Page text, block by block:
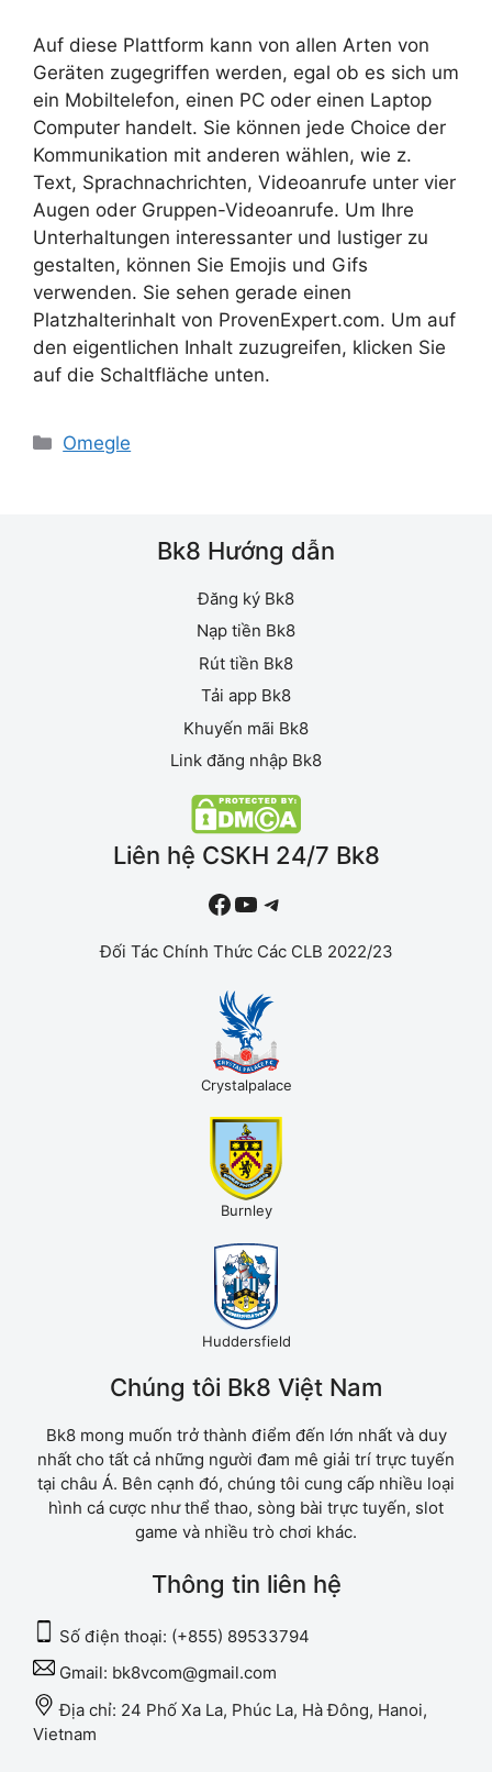
Auf diese Plattform kann von allen Arten von
Geräten zugegriffen werden, egal ob es sich um
ein Mobiltelefon, einen PC oder einen Laptop
Computer handelt. Sie können jede Choice der
Kommunikation mit anderen wählen, wie z.
Text, Sprachnachrichten, Videoanrufe unter vier
Augen oder Gruppen-Videoanrufe. Um Ihre
Unterhaltungen interessanter und lustiger zu
gestalten, können Sie Emojis und Gifs
verwenden. Sie sehen gerade einen
Platzhalterinhalt von ProvenExpert.com. Um auf
den eigentlichen Inhalt zuzugreifen, klicken Sie
auf die Schaltfläche unten.
Danh
Omegle
Bk8 Hướng dẫn
Đăng ký Bk8
Nạp tiền Bk8
Rút tiền Bk8
Tải app Bk8
Khuyến mãi Bk8
Link đăng nhập Bk8
Liên hệ CSKH 24/7 Bk8
# YouTube Telegram
Đối Tác Chính Thức Các CLB 2022/23
Crystalpalace
Burnley
Huddersfield
Chúng tôi Bk8 Việt Nam
Bk8 mong muốn trở thành điểm đến lớn nhất và duy
nhất cho tất cả những người đam mê giải trí trực tuyến
tại châu Á. Bên cạnh đó, chúng tôi cung cấp nhiều loại
hình cá cược như thể thao, sòng bài trực tuyến, slot
game và nhiều trò chơi khác.
Thông tin liên hệ
Số điện thoại: (+855) 89533794
Gmail: bk8vcom@gmail.com
Địa chỉ: 24 Phố Xa La, Phúc La, Hà Đông, Hanoi,
Vietnam